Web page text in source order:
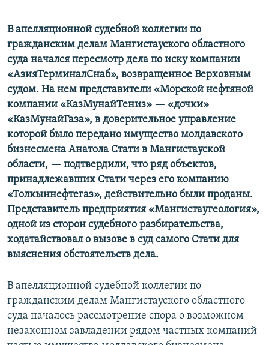
В апелляционной судебной коллегии по
гражданским делам Мангистауского областного
суда начался пересмотр дела по иску компании
«АзияТерминалСнаб», возвращенное Верховным
судом. На нем представители «Морской нефтяной
компании «КазМунайТениз» — «дочки»
«КазМунайГаза», в доверительное управление
которой было передано имущество молдавского
бизнесмена Анатола Стати в Мангистауской
области, — подтвердили, что ряд объектов,
принадлежавших Стати через его компанию
«Толкыннефтегаз»,​ действительно были проданы.
Представитель предприятия «Мангистаугеология»,
одной из сторон судебного разбирательства,
ходатайствовал о вызове в суд самого Стати для
выяснения обстоятельств дела.
В апелляционной судебной коллегии по
гражданским делам Мангистауского областного
суда началось рассмотрение спора о возможном
незаконном завладении рядом частных компаний